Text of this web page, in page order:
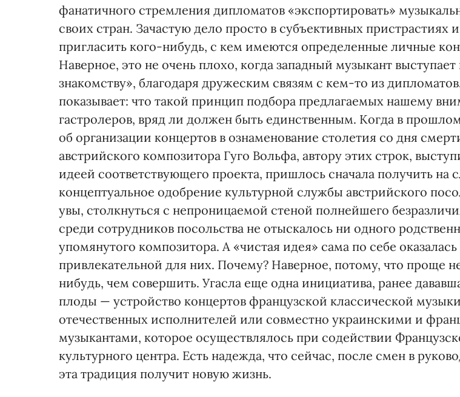
фанатичного стремления дипломатов «экспортировать»
своих стран. Зачастую дело просто в субъективных пристрастиях
пригласить кого-нибудь, с кем имеются определенные личные
Наверное, это не очень плохо, когда западный музыкант выступает
знакомству», благодаря дружеским связям с кем-то из
показывает: что такой принцип подбора предлагаемых нашему
гастролеров, вряд ли должен быть единственным. Когда в
об организации концертов в ознаменование столетия со дня
австрийского композитора Гуго Вольфа, автору этих строк,
идеей соответствующего проекта, пришлось сначала получить на
концептуальное одобрение культурной службы австрийского
увы, столкнуться с непроницаемой стеной полнейшего
среди сотрудников посольства не отыскалось ни одного
упомянутого композитора. А «чистая идея» сама по себе
привлекательной для них. Почему? Наверное, потому, что проще
нибудь, чем совершить. Угасла еще одна инициатива, ранее
плоды — устройство концертов французской классической
отечественных исполнителей или совместно украинскими и
музыкантами, которое осуществлялось при содействии
культурного центра. Есть надежда, что сейчас, после смен в
эта традиция получит новую жизнь.